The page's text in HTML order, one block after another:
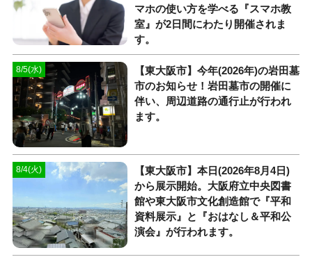
マホの使い方を学べる『スマホ教
室』が2日間にわたり開催されま
す。
8/5(水)
【東大阪市】今年(2026年)の岩田墓
市のお知らせ！岩田墓市の開催に
伴い、周辺道路の通行止が行われ
ます。
8/4(火)
【東大阪市】本日(2026年8月4日)
から展示開始。大阪府立中央図書
館や東大阪市文化創造館で『平和
資料展示』と『おはなし＆平和公
演会』が行われます。